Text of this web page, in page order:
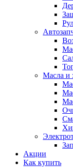
Масла и
Акции
Как купить